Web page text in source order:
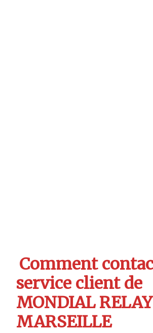
Comment
service client de
MONDIAL
MARSEILLE